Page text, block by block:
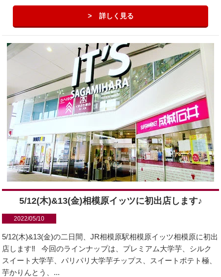
詳しく見る
5/12(木)&13(金)相模原イッツに初出店します♪
2022/05/10
5/12(木)&13(金)の二日間、JR相模原駅相模原イッツ相模原に初出
店します‼️ 今回のラインナップは、プレミアム大学芋、シルク
スイート大学芋、パリパリ大学芋チップス、スイートポテト極、
芋かりんとう、...